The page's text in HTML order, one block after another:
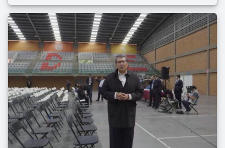
judicial del país.